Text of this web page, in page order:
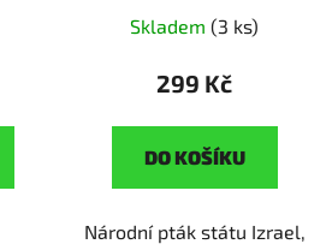
Skladem (3 ks)
299 Kč
DO KOŠÍKU
Národní pták státu Izrael,